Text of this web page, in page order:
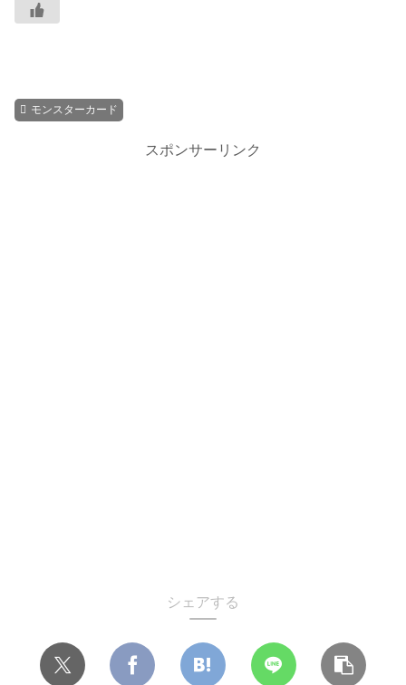
モンスターカード
スポンサーリンク
シェアする